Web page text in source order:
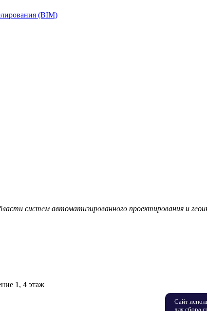
(BIM)
систем автоматизированного проектирования и
1, 4 этаж
Сайт
для сбора